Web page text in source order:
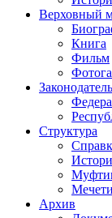
Верховный
Книга
Фильм
Структура
Архив